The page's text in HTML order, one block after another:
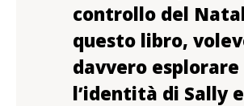
controllo del
questo libro,
davvero esplorare
l’identità di Sally